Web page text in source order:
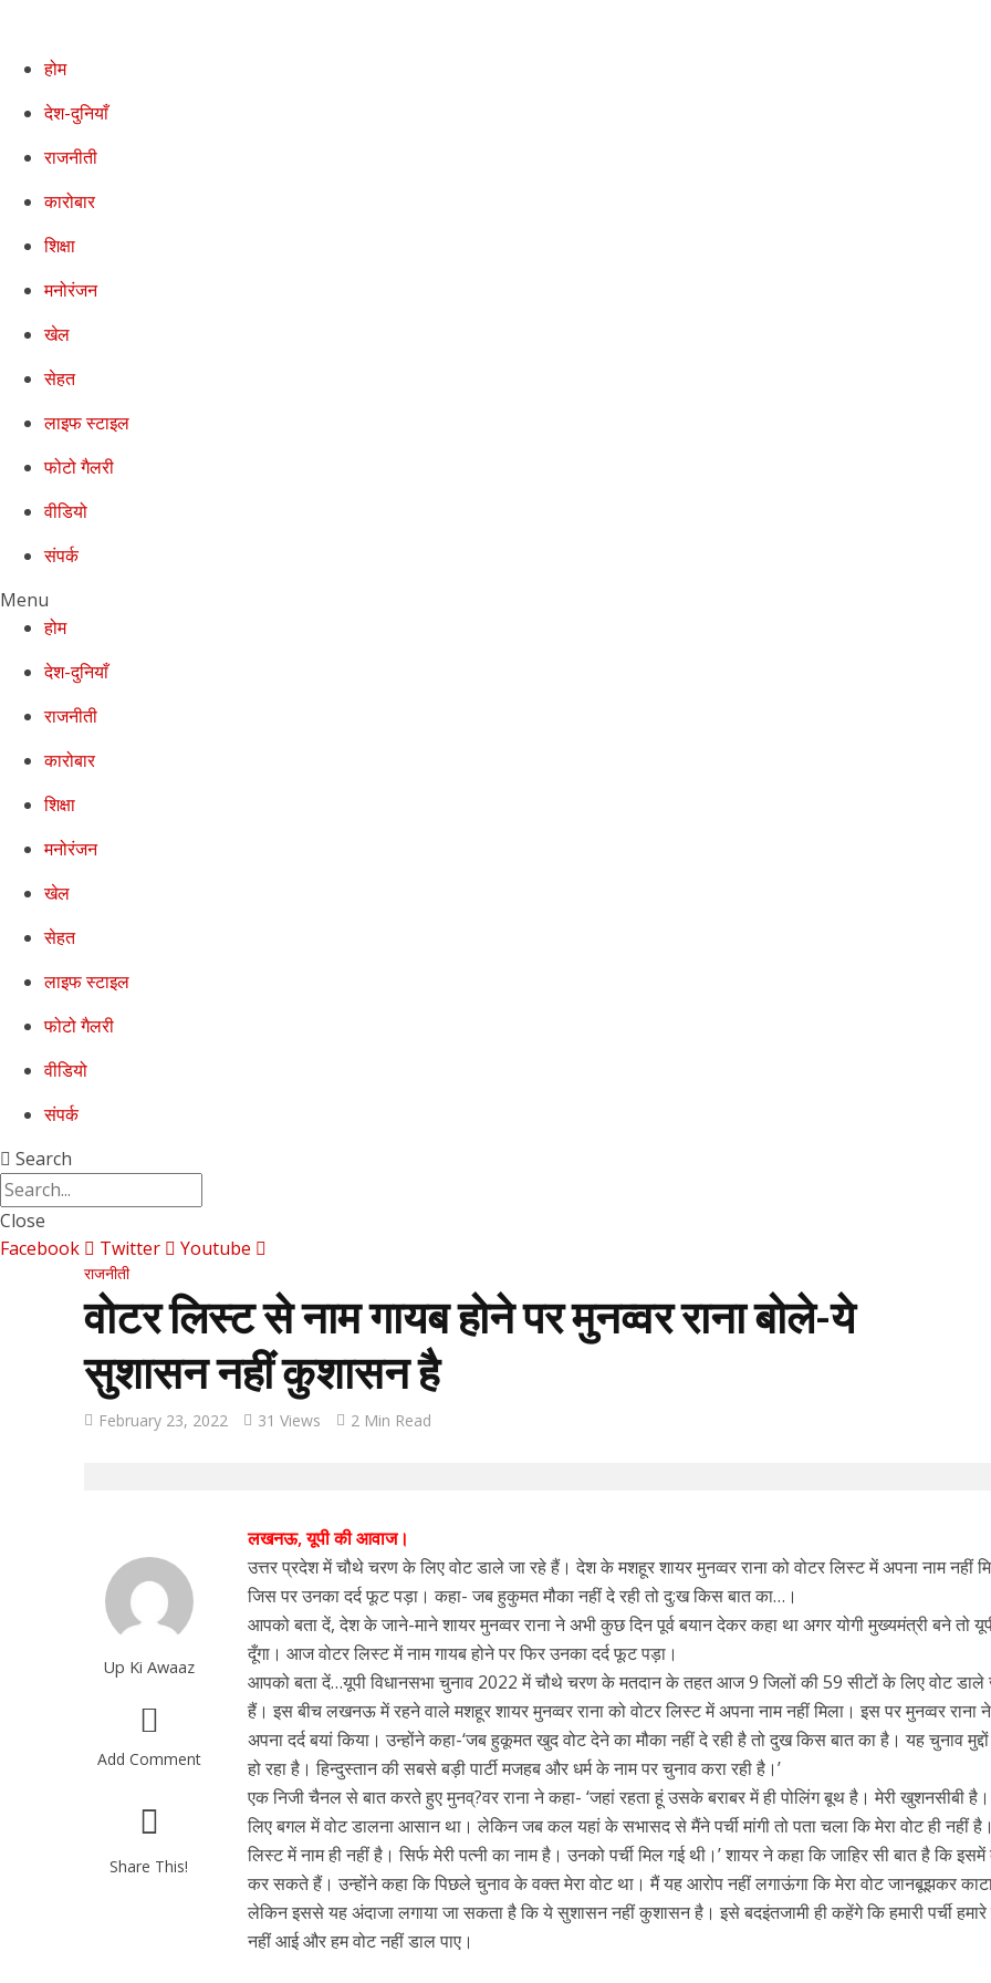
होम
देश-दुनियाँ
राजनीती
कारोबार
शिक्षा
मनोरंजन
खेल
सेहत
लाइफ स्टाइल
फोटो गैलरी
वीडियो
संपर्क
Menu
होम
देश-दुनियाँ
राजनीती
कारोबार
शिक्षा
मनोरंजन
खेल
सेहत
लाइफ स्टाइल
फोटो गैलरी
वीडियो
संपर्क
Search
Close
Facebook
Twitter Youtube
राजनीती
वोटर लिस्ट से नाम गायब होने पर मुनव्वर राना बोले-ये
सुशासन नहीं कुशासन है
February 23, 2022 31 Views 2 Min Read
Up Ki Awaaz
Add Comment
Share This!
लखनऊ, यूपी की आवाज।
उत्तर प्रदेश में चौथे चरण के लिए वोट डाले जा रहे हैं। देश के मशहूर शायर मुनव्वर राना को वोटर लिस्ट में अपना नाम नहीं
जिस पर उनका दर्द फूट पड़ा। कहा- जब हुकुमत मौका नहीं दे रही तो दु:ख किस बात का…।
आपको बता दें, देश के जाने-माने शायर मुनव्वर राना ने अभी कुछ दिन पूर्व बयान देकर कहा था अगर योगी मुख्यमंत्री बने तो
दूँगा। आज वोटर लिस्ट में नाम गायब होने पर फिर उनका दर्द फूट पड़ा।
आपको बता दें…यूपी विधानसभा चुनाव 2022 में चौथे चरण के मतदान के तहत आज 9 जिलों की 59 सीटों के लिए वोट डाले
हैं। इस बीच लखनऊ में रहने वाले मशहूर शायर मुनव्वर राना को वोटर लिस्ट में अपना नाम नहीं मिला। इस पर मुनव्वर
अपना दर्द बयां किया। उन्होंने कहा-‘जब हुकूमत खुद वोट देने का मौका नहीं दे रही है तो दुख किस बात का है। यह चुनाव
हो रहा है। हिन्दुस्तान की सबसे बड़ी पार्टी मजहब और धर्म के नाम पर चुनाव करा रही है।’
एक निजी चैनल से बात करते हुए मुनव्?वर राना ने कहा- ‘जहां रहता हूं उसके बराबर में ही पोलिंग बूथ है। मेरी खुशनसीबी
लिए बगल में वोट डालना आसान था। लेकिन जब कल यहां के सभासद से मैंने पर्ची मांगी तो पता चला कि मेरा वोट ही नहीं
लिस्ट में नाम ही नहीं है। सिर्फ मेरी पत्नी का नाम है। उनको पर्ची मिल गई थी।’ शायर ने कहा कि जाहिर सी बात है कि इसमें
कर सकते हैं। उन्होंने कहा कि पिछले चुनाव के वक्त मेरा वोट था। मैं यह आरोप नहीं लगाऊंगा कि मेरा वोट जानबूझकर
लेकिन इससे यह अंदाजा लगाया जा सकता है कि ये सुशासन नहीं कुशासन है। इसे बदइंतजामी ही कहेंगे कि हमारी पर्ची हमारे
नहीं आई और हम वोट नहीं डाल पाए।